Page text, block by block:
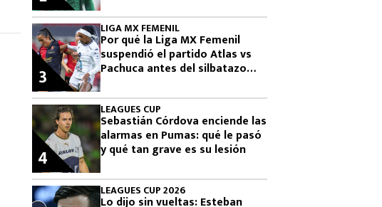
LIGA MX FEMENIL
Por qué la Liga MX Femenil
suspendió el partido Atlas vs
Pachuca antes del silbatazo
3
LEAGUES CUP
Sebastián Córdova enciende las
alarmas en Pumas: qué le pasó
y qué tan grave es su lesión
4
LEAGUES CUP 2026
Lo dijo sin vueltas: Esteban